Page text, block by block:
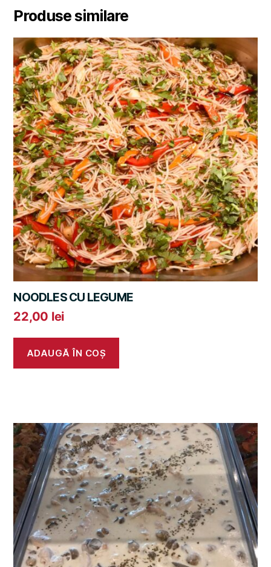
Produse similare
NOODLES CU LEGUME
22,00 lei
ADAUGĂ ÎN COȘ